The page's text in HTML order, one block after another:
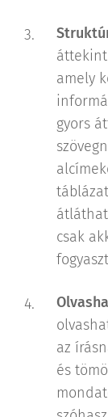
amely
gyors
csak
az
és